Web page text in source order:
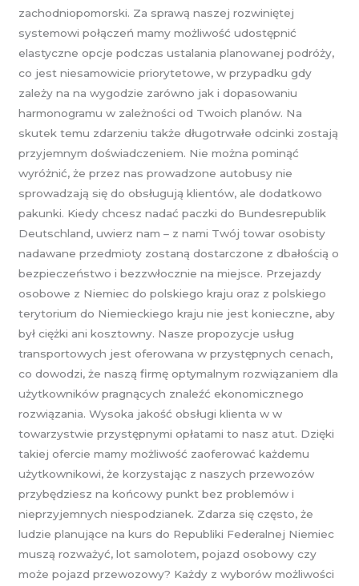
zachodniopomorski. Za sprawą naszej rozwiniętej
systemowi połączeń mamy możliwość udostępnić
elastyczne opcje podczas ustalania planowanej podróży,
co jest niesamowicie priorytetowe, w przypadku gdy
zależy na na wygodzie zarówno jak i dopasowaniu
harmonogramu w zależności od Twoich planów. Na
skutek temu zdarzeniu także długotrwałe odcinki zostają
przyjemnym doświadczeniem. Nie można pominąć
wyróżnić, że przez nas prowadzone autobusy nie
sprowadzają się do obsługują klientów, ale dodatkowo
pakunki. Kiedy chcesz nadać paczki do Bundesrepublik
Deutschland, uwierz nam – z nami Twój towar osobisty
nadawane przedmioty zostaną dostarczone z dbałością o
bezpieczeństwo i bezzwłocznie na miejsce. Przejazdy
osobowe z Niemiec do polskiego kraju oraz z polskiego
terytorium do Niemieckiego kraju nie jest konieczne, aby
był ciężki ani kosztowny. Nasze propozycje usług
transportowych jest oferowana w przystępnych cenach,
co dowodzi, że naszą firmę optymalnym rozwiązaniem dla
użytkowników pragnących znaleźć ekonomicznego
rozwiązania. Wysoka jakość obsługi klienta w w
towarzystwie przystępnymi opłatami to nasz atut. Dzięki
takiej ofercie mamy możliwość zaoferować każdemu
użytkownikowi, że korzystając z naszych przewozów
przybędziesz na końcowy punkt bez problemów i
nieprzyjemnych niespodzianek. Zdarza się często, że
ludzie planujące na kurs do Republiki Federalnej Niemiec
muszą rozważyć, lot samolotem, pojazd osobowy czy
może pojazd przewozowy? Każdy z wyborów możliwości